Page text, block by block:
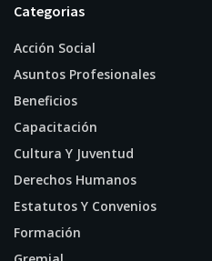
Categorias
Acción Social
Asuntos Profesionales
Beneficios
Capacitación
Cultura Y Juventud
Derechos Humanos
Estatutos Y Convenios
Formación